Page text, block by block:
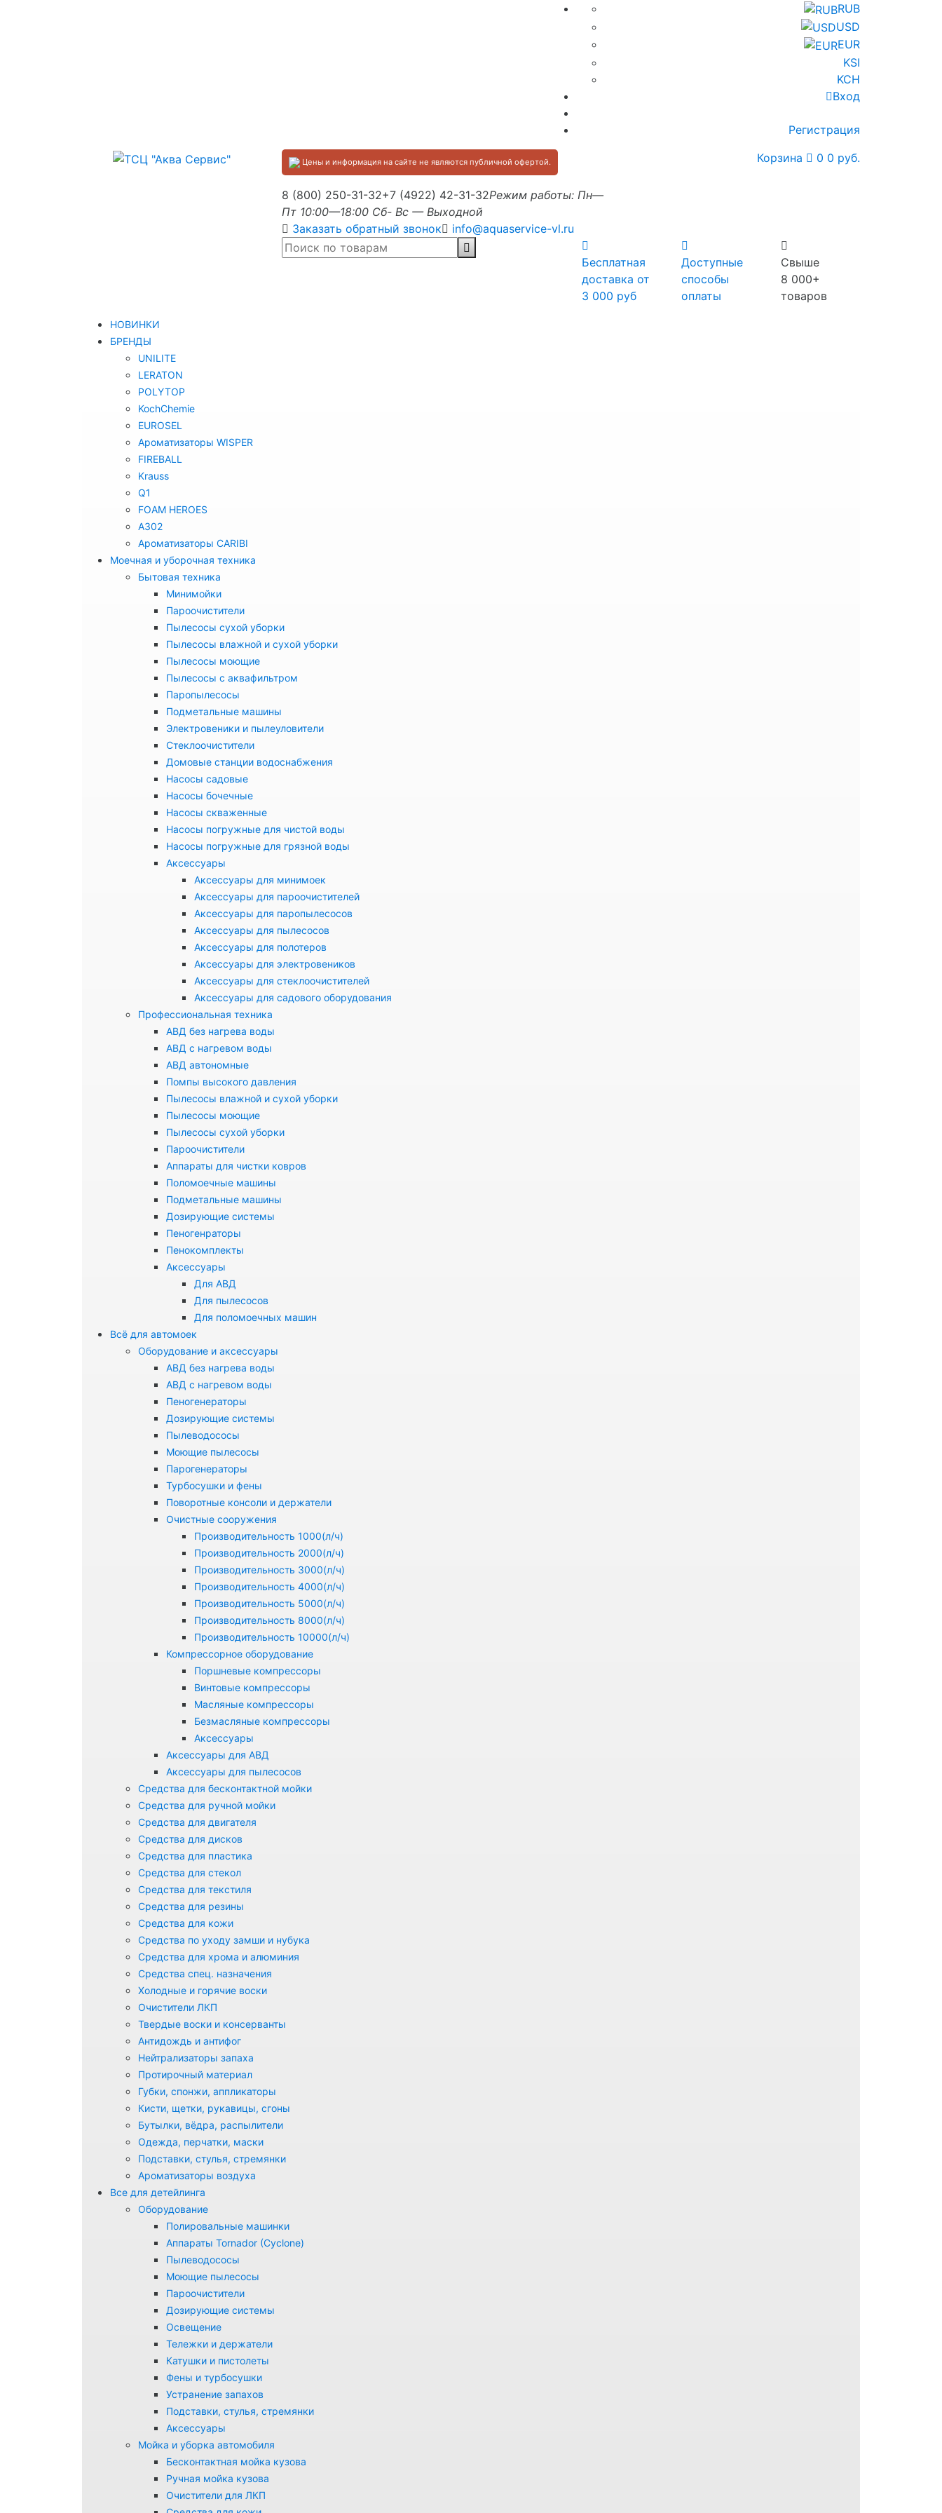
RUB
USD
EUR
KSI
KCH
Вход
Регистрация
Цены и информация на сайте не являются публичной офертой.
8 (800) 250-31-32+7 (4922) 42-31-32Режим работы: Пн—
Пт 10:00—18:00 Сб- Вс — Выходной
Заказать обратный звонок
info@aquaservice-vl.ru
Корзина 0 0 руб.
Бесплатная
доставка от
3 000 руб
Доступные
способы
оплаты
Свыше
8 000+
товаров
НОВИНКИ
БРЕНДЫ
UNILITE
LERATON
POLYTOP
KochChemie
EUROSEL
Ароматизаторы WISPER
FIREBALL
Krauss
Q1
FOAM HEROES
A302
Ароматизаторы CARIBI
Моечная и уборочная техника
Бытовая техника
Минимойки
Пароочистители
Пылесосы сухой уборки
Пылесосы влажной и сухой уборки
Пылесосы моющие
Пылесосы с аквафильтром
Паропылесосы
Подметальные машины
Электровеники и пылеуловители
Стеклоочистители
Домовые станции водоснабжения
Насосы садовые
Насосы бочечные
Насосы скваженные
Насосы погружные для чистой воды
Насосы погружные для грязной воды
Аксессуары
Аксессуары для минимоек
Аксессуары для пароочистителей
Аксессуары для паропылесосов
Аксессуары для пылесосов
Аксессуары для полотеров
Аксессуары для электровеников
Аксессуары для стеклоочистителей
Аксессуары для садового оборудования
Профессиональная техника
АВД без нагрева воды
АВД с нагревом воды
АВД автономные
Помпы высокого давления
Пылесосы влажной и сухой уборки
Пылесосы моющие
Пылесосы сухой уборки
Пароочистители
Аппараты для чистки ковров
Поломоечные машины
Подметальные машины
Дозирующие системы
Пеногенраторы
Пенокомплекты
Аксессуары
Для АВД
Для пылесосов
Для поломоечных машин
Всё для автомоек
Оборудование и аксессуары
АВД без нагрева воды
АВД с нагревом воды
Пеногенераторы
Дозирующие системы
Пылеводососы
Моющие пылесосы
Парогенераторы
Турбосушки и фены
Поворотные консоли и держатели
Очистные сооружения
Производительность 1000(л/ч)
Производительность 2000(л/ч)
Производительность 3000(л/ч)
Производительность 4000(л/ч)
Производительность 5000(л/ч)
Производительность 8000(л/ч)
Производительность 10000(л/ч)
Компрессорное оборудование
Поршневые компрессоры
Винтовые компрессоры
Масляные компрессоры
Безмасляные компрессоры
Аксессуары
Аксессуары для АВД
Аксессуары для пылесосов
Средства для бесконтактной мойки
Средства для ручной мойки
Средства для двигателя
Средства для дисков
Средства для пластика
Средства для стекол
Средства для текстиля
Средства для резины
Средства для кожи
Средства по уходу замши и нубука
Средства для хрома и алюминия
Средства спец. назначения
Холодные и горячие воски
Очистители ЛКП
Твердые воски и консерванты
Антидождь и антифог
Нейтрализаторы запаха
Протирочный материал
Губки, спонжи, аппликаторы
Кисти, щетки, рукавицы, сгоны
Бутылки, вёдра, распылители
Одежда, перчатки, маски
Подставки, стулья, стремянки
Ароматизаторы воздуха
Все для детейлинга
Оборудование
Полировальные машинки
Аппараты Tornador (Cyclone)
Пылеводососы
Моющие пылесосы
Пароочистители
Дозирующие системы
Освещение
Тележки и держатели
Катушки и пистолеты
Фены и турбосушки
Устранение запахов
Подставки, стулья, стремянки
Аксессуары
Мойка и уборка автомобиля
Бесконтактная мойка кузова
Ручная мойка кузова
Очистители для ЛКП